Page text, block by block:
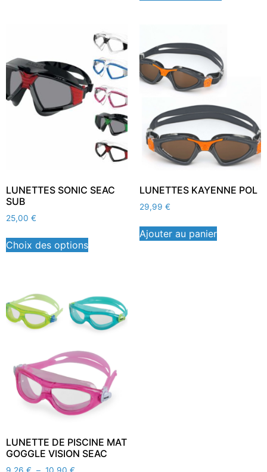
LUNETTES SONIC SEAC
SUB
25,00 €
Choix des options
LUNETTES KAYENNE POL
29,99 €
Ajouter au panier
LUNETTE DE PISCINE MAT
GOGGLE VISION SEAC
9,26 € – 10,90 €